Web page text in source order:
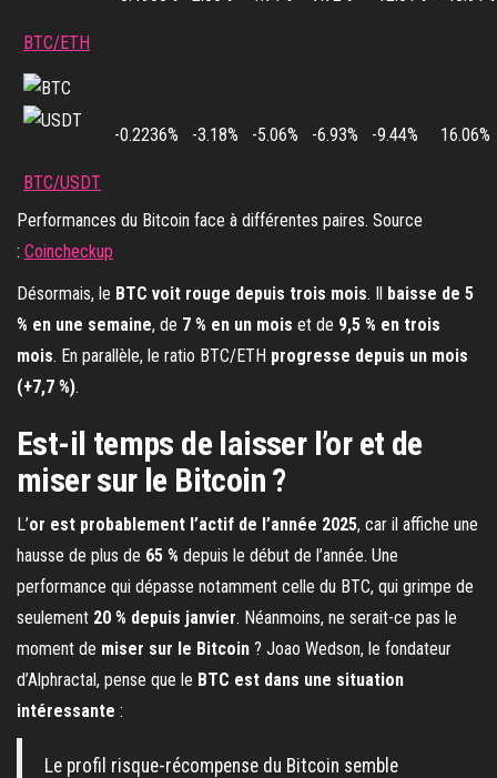
BTC/ETH
BTC/USDT
-0.2236% -3.18% -5.06% -6.93% -9.44% 16.06%
Performances du Bitcoin face à différentes paires. Source
: Coincheckup
Désormais, le BTC voit rouge depuis trois mois. Il baisse de 5
% en une semaine, de 7 % en un mois et de 9,5 % en trois
mois. En parallèle, le ratio BTC/ETH progresse depuis un mois
(+7,7 %).
Est-il temps de laisser l’or et de
miser sur le Bitcoin ?
L’or est probablement l’actif de l’année 2025, car il affiche une
hausse de plus de 65 % depuis le début de l’année. Une
performance qui dépasse notamment celle du BTC, qui grimpe de
seulement 20 % depuis janvier. Néanmoins, ne serait-ce pas le
moment de miser sur le Bitcoin ? Joao Wedson, le fondateur
d’Alphractal, pense que le BTC est dans une situation
intéressante :
Le profil risque-récompense du Bitcoin semble